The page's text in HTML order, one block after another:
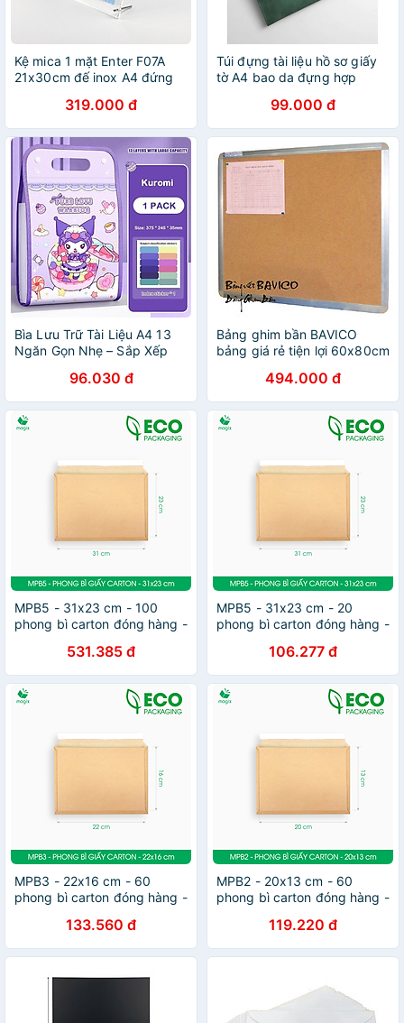
Kệ mica 1 mặt Enter F07A
21x30cm đế inox A4 đứng
bàn chân inox, Khung bằng
khen
319.000 đ
Túi đựng tài liệu hồ sơ giấy
tờ A4 bao da đựng hợp
liệu công sở bao da túi
chống sốc laptop - Hàng
chính hãng
99.000 đ
Bìa Lưu Trữ Tài Liệu A4 13
Ngăn Gọn Nhẹ – Sắp Xếp
Cầm, Phù Hợp Học Sinh &
Văn Phòng
96.030 đ
Bảng ghim bần BAVICO
bảng giá rẻ tiện lợi 60x80cm
494.000 đ
MPB5 - 31x23 cm - 100
phong bì carton đóng hàng -
thư | Magix Packaging
531.385 đ
MPB5 - 31x23 cm - 20
phong bì carton đóng hàng -
thư | Magix Packaging
106.277 đ
MPB3 - 22x16 cm - 60
phong bì carton đóng hàng -
thư | Magix Packaging
133.560 đ
MPB2 - 20x13 cm - 60
phong bì carton đóng hàng -
thư | Magix Packaging
119.220 đ